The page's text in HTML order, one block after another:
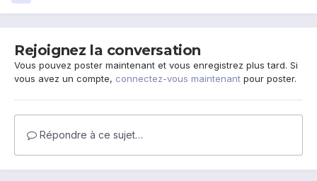
Rejoignez la conversation
Vous pouvez poster maintenant et vous enregistrez plus tard. Si
vous avez un compte, connectez-vous maintenant pour poster.
Répondre à ce sujet…